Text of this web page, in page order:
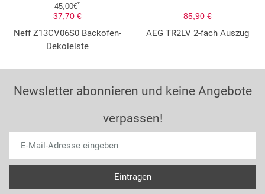
45,00€*
37,70 €
Neff Z13CV06S0 Backofen-
Dekoleiste
85,90 €
AEG TR2LV 2-fach Auszug
Newsletter abonnieren und keine Angebote
verpassen!